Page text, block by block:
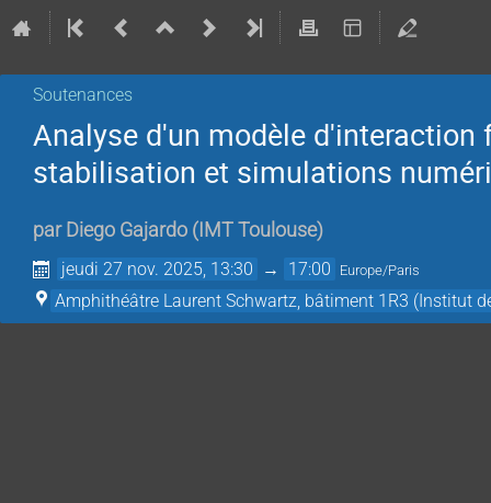
Soutenances
Analyse d'un modèle d'interaction
stabilisation et simulations
par Diego Gajardo ( IMT Toulouse)
jeudi 27 nov. 2025, 13:30 → 17:00 Europe/Paris
Amphithéâtre Laurent Schwartz, bâtiment 1R3 (Institut